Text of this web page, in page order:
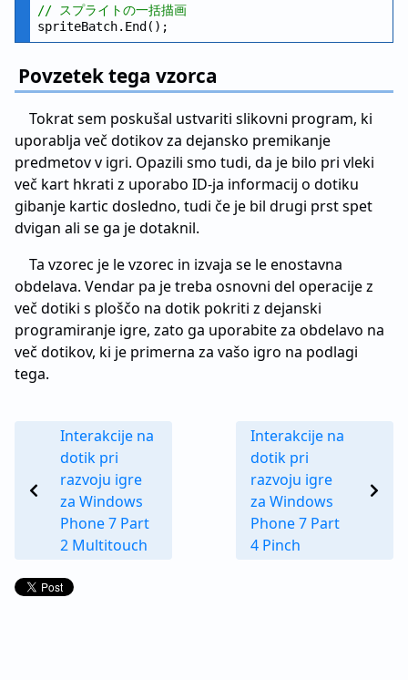
// スプライトの一括描画
Povzetek tega vzorca
Tokrat sem poskušal ustvariti slikovni program, ki
uporablja več dotikov za dejansko premikanje
predmetov v igri. Opazili smo tudi, da je bilo pri vleki
več kart hkrati z uporabo ID-ja informacij o dotiku
gibanje kartic dosledno, tudi če je bil drugi prst spet
dvigan ali se ga je dotaknil.
Ta vzorec je le vzorec in izvaja se le enostavna
obdelava. Vendar pa je treba osnovni del operacije z
več dotiki s ploščo na dotik pokriti z dejanski
programiranje igre, zato ga uporabite za obdelavo na
več dotikov, ki je primerna za vašo igro na podlagi
tega.
Interakcije na
dotik pri
razvoju igre
za Windows
Phone 7 Part
2 Multitouch
Interakcije na
dotik pri
razvoju igre
za Windows
Phone 7 Part
4 Pinch